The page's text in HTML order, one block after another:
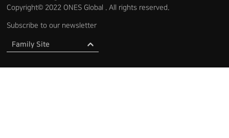
Copyright© 2022 ONES Global . All rights reserved.
Subscribe to our newsletter
Family Site